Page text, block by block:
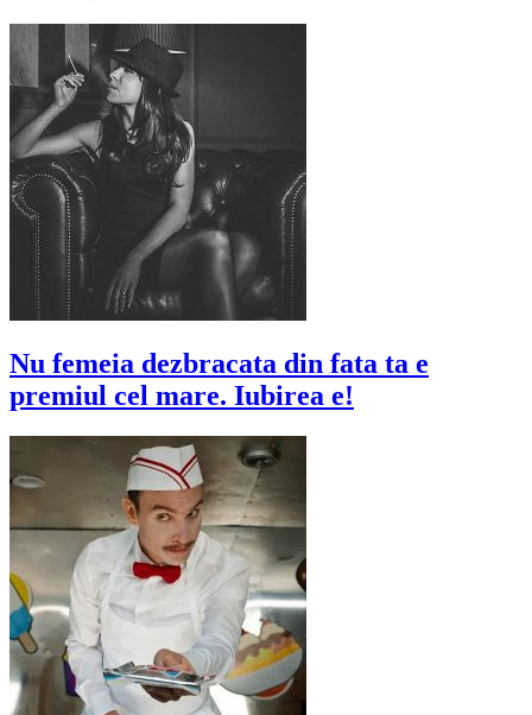
Nu femeia dezbracata din fata ta e
premiul cel mare. Iubirea e!